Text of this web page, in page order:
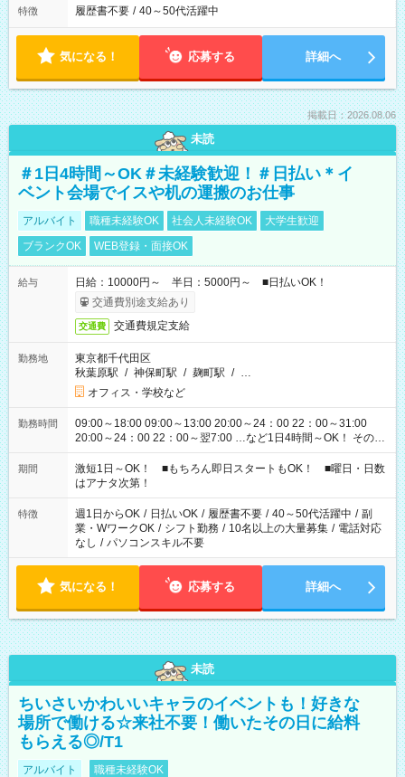
特徴 履歴書不要 / 40～50代活躍中
気になる！ 応募する 詳細へ
掲載日：2026.08.06
未読
＃1日4時間～OK＃未経験歓迎！＃日払い＊イ
ベント会場でイスや机の運搬のお仕事
アルバイト 職種未経験OK 社会人未経験OK
大学生歓迎
ブランクOK
WEB登録・面接OK
給与
日給：10000円～ 半日：5000円～ ■日払いOK！
交通費別途支給あり
交通費 交通費規定支給
勤務地
東京都千代田区
秋葉原駅 / 神保町駅 / 麹町駅 / …
オフィス・学校など
勤務時間
09:00～18:00 09:00～13:00 20:00～24：00 22：00～31:00
20:00～24：00 22：00～翌7:00 …など1日4時間～OK！ その他
シフトもございます！ お気軽にご相談ください！
期間
激短1日～OK！ ■もちろん即日スタートもOK！ ■曜日・日数
はアナタ次第！
特徴 週1日からOK / 日払いOK / 履歴書不要 / 40～50代活躍中 / 副
業・WワークOK / シフト勤務 / 10名以上の大量募集 / 電話対応
なし / パソコンスキル不要
気になる！ 応募する 詳細へ
未読
ちいさいかわいいキャラのイベントも！好きな
場所で働ける☆来社不要！働いたその日に給料
もらえる◎/T1
アルバイト 職種未経験OK